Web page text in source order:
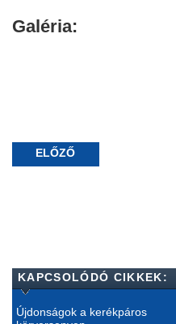
Galéria:
ELŐZŐ
KAPCSOLÓDÓ CIKKEK:
Újdonságok a kerékpáros